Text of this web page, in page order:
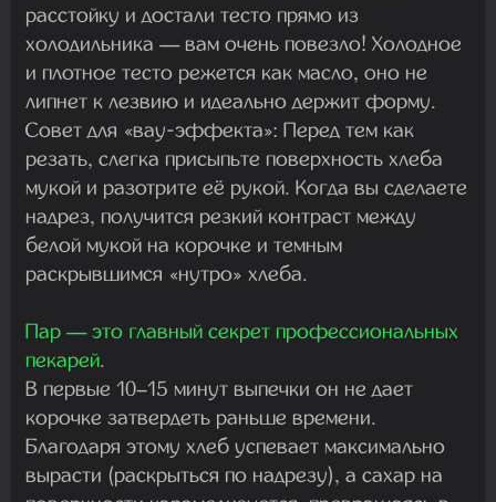
расстойку и достали тесто прямо из
холодильника — вам очень повезло! Холодное
и плотное тесто режется как масло, оно не
липнет к лезвию и идеально держит форму.
Совет для «вау-эффекта»: Перед тем как
резать, слегка присыпьте поверхность хлеба
мукой и разотрите её рукой. Когда вы сделаете
надрез, получится резкий контраст между
белой мукой на корочке и темным
раскрывшимся «нутро» хлеба.
Пар — это главный секрет профессиональных
пекарей.
В первые 10–15 минут выпечки он не дает
корочке затвердеть раньше времени.
Благодаря этому хлеб успевает максимально
вырасти (раскрыться по надрезу), а сахар на